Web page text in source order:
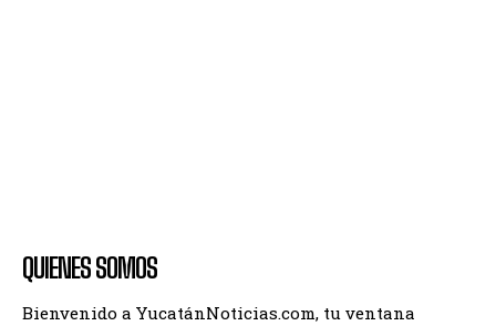
QUIENES SOMOS
Bienvenido a YucatánNoticias.com, tu ventana